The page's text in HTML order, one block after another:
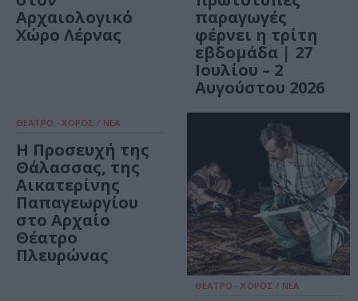
Αρχαιολογικό
Χώρο Λέρνας
παραγωγές
φέρνει η τρίτη
εβδομάδα | 27
Ιουλίου – 2
Αυγούστου 2026
ΘΕΑΤΡΟ - ΧΟΡΟΣ / ΝΕΑ
Η Προσευχή της
Θάλασσας, της
Αικατερίνης
Παπαγεωργίου
στο Αρχαίο
Θέατρο
Πλευρώνας
ΘΕΑΤΡΟ - ΧΟΡΟΣ / ΝΕΑ